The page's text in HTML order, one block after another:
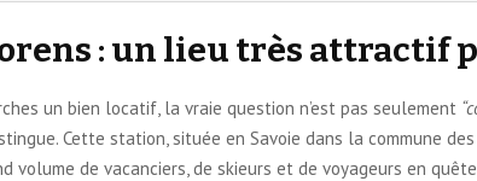
: un lieu très attractif
un bien locatif, la vraie question n’est pas seulement
Cette station, située en Savoie dans la commune
volume de vacanciers, de skieurs et de voyageurs en